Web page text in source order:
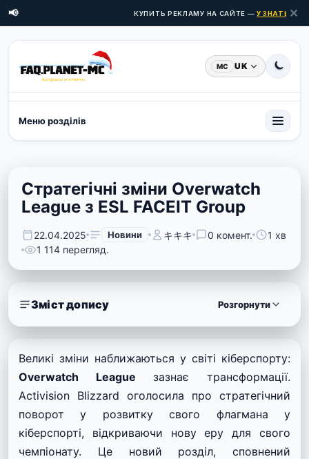
📢 КУПИТЬ РЕКЛАМУ НА САЙТЕ —УЗНАТЬ ✕
MC UK
Меню розділів
Стратегічні зміни Overwatch
League з ESL FACEIT Group
22.04.2025 Новини キキキ 0 комент.
1 хв
1 114 перегляд.
Зміст допису Розгорнути
Великі зміни наближаються у світі кіберспорту:
Overwatch League зазнає трансформації.
Activision Blizzard оголосила про стратегічний
поворот у розвитку свого флагмана у
кіберспорті, відкриваючи нову еру для свого
чемпіонату. Це новий розділ, сповнений